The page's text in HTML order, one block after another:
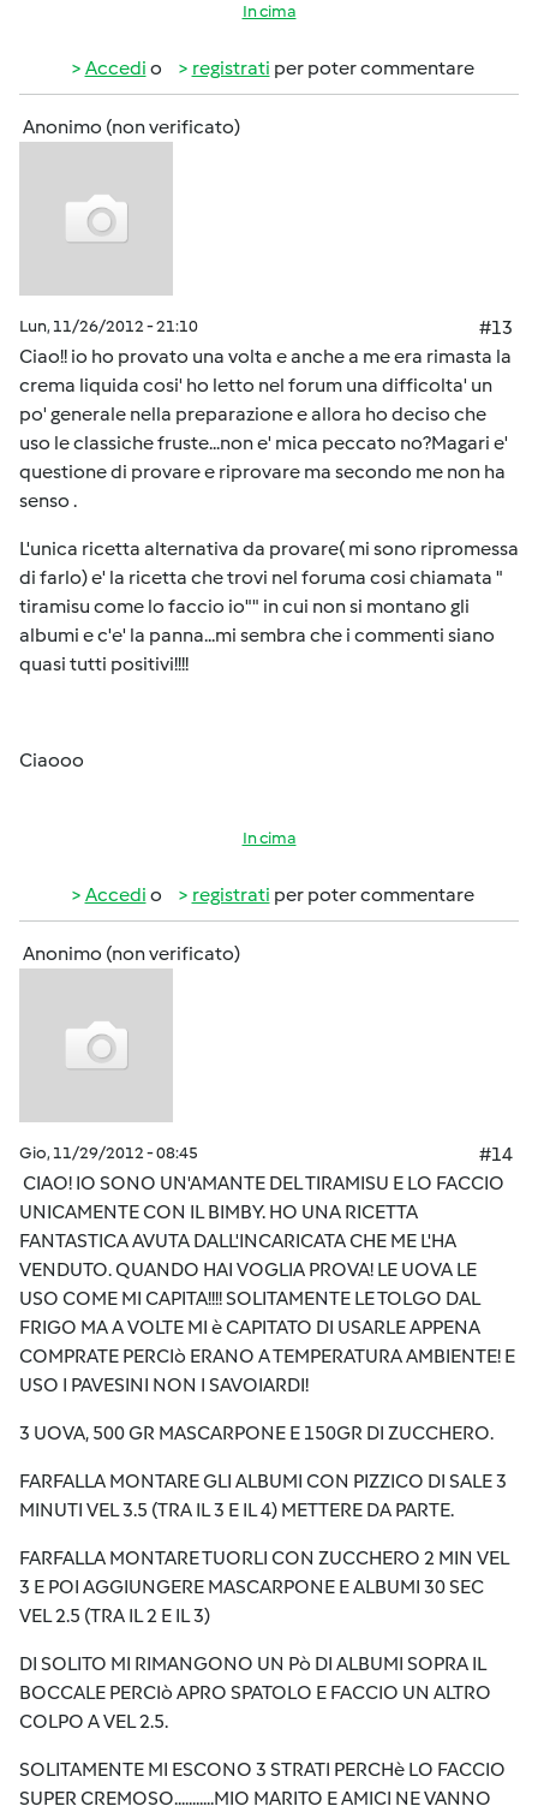
In cima
Accedi o registrati per poter commentare
Anonimo (non verificato)
Lun, 11/26/2012 - 21:10
#13
Ciao!! io ho provato una volta e anche a me era rimasta la
crema liquida cosi' ho letto nel forum una difficolta' un
po' generale nella preparazione e allora ho deciso che
uso le classiche fruste...non e' mica peccato no?Magari e'
questione di provare e riprovare ma secondo me non ha
senso .
L'unica ricetta alternativa da provare( mi sono ripromessa
di farlo) e' la ricetta che trovi nel foruma cosi chiamata "
tiramisu come lo faccio io"" in cui non si montano gli
albumi e c'e' la panna...mi sembra che i commenti siano
quasi tutti positivi!!!!
Ciaooo
In cima
Accedi o registrati per poter commentare
Anonimo (non verificato)
Gio, 11/29/2012 - 08:45
#14
CIAO! IO SONO UN'AMANTE DEL TIRAMISU E LO FACCIO
UNICAMENTE CON IL BIMBY. HO UNA RICETTA
FANTASTICA AVUTA DALL'INCARICATA CHE ME L'HA
VENDUTO. QUANDO HAI VOGLIA PROVA! LE UOVA LE
USO COME MI CAPITA!!!! SOLITAMENTE LE TOLGO DAL
FRIGO MA A VOLTE MI è CAPITATO DI USARLE APPENA
COMPRATE PERCIò ERANO A TEMPERATURA AMBIENTE! E
USO I PAVESINI NON I SAVOIARDI!
3 UOVA, 500 GR MASCARPONE E 150GR DI ZUCCHERO.
FARFALLA MONTARE GLI ALBUMI CON PIZZICO DI SALE 3
MINUTI VEL 3.5 (TRA IL 3 E IL 4) METTERE DA PARTE.
FARFALLA MONTARE TUORLI CON ZUCCHERO 2 MIN VEL
3 E POI AGGIUNGERE MASCARPONE E ALBUMI 30 SEC
VEL 2.5 (TRA IL 2 E IL 3)
DI SOLITO MI RIMANGONO UN Pò DI ALBUMI SOPRA IL
BOCCALE PERCIò APRO SPATOLO E FACCIO UN ALTRO
COLPO A VEL 2.5.
SOLITAMENTE MI ESCONO 3 STRATI PERCHè LO FACCIO
SUPER CREMOSO...........MIO MARITO E AMICI NE VANNO